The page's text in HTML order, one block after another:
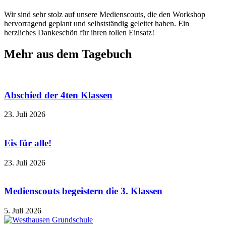
Wir sind sehr stolz auf unsere Medienscouts, die den Workshop
hervorragend geplant und selbstständig geleitet haben. Ein
herzliches Dankeschön für ihren tollen Einsatz!
Mehr aus dem Tagebuch
Abschied der 4ten Klassen
23. Juli 2026
Eis für alle!
23. Juli 2026
Medienscouts begeistern die 3. Klassen
5. Juli 2026